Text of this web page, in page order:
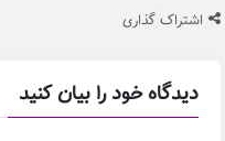
اشتراک گذاری
دیدگاه خود را بیان کنید